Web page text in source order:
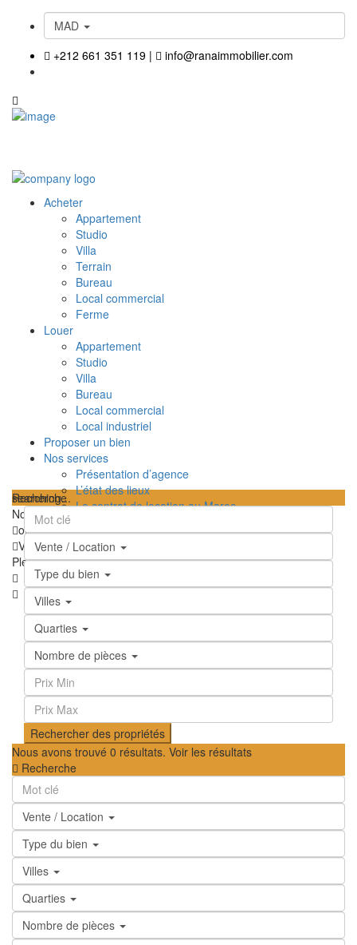
MAD
+212 661 351 119 | info@ranaimmobilier.com
Acheter
Appartement
Studio
Villa
Terrain
Bureau
Local commercial
Ferme
Louer
Appartement
Studio
Villa
Bureau
Local commercial
Local industriel
Proposer un bien
Nos services
Présentation d’agence
L’état des lieux
Le contrat de location au Maroc
Les frais de notaire au Maroc
Contactez-nous
searching...
Nous n'avons trouvé aucun résultat
ouvrir la carte
Vue Feuille de route Satellite
Plein écran Prev Prochain
Recherche
Vente / Location
Type du bien
Villes
Quarties
Nombre de pièces
Nous avons trouvé 0 résultats. Voir les résultats
Recherche
Vente / Location
Type du bien
Villes
Quarties
Nombre de pièces